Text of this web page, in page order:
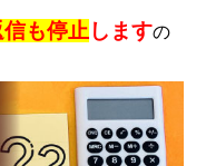
も停止 しますの